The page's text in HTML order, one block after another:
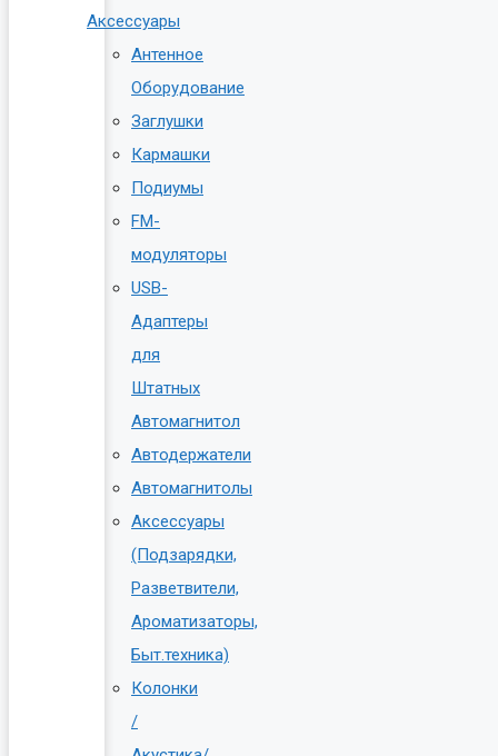
Аксессуары
Антенное
Оборудование
Заглушки
Кармашки
Подиумы
FM-
модуляторы
USB-
Адаптеры
для
Штатных
Автомагнитол
Автодержатели
Автомагнитолы
Аксессуары
(Подзарядки,
Разветвители,
Ароматизаторы,
Быт.техника)
Колонки
/